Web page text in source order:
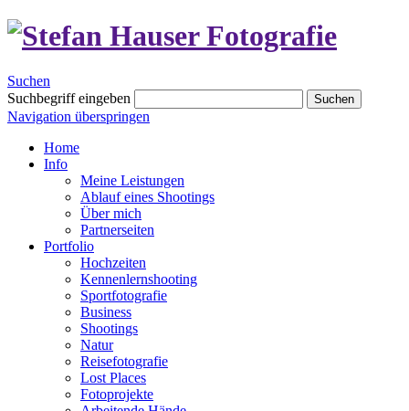
Suchen
Suchbegriff eingeben
Suchen
Navigation überspringen
Home
Info
Meine Leistungen
Ablauf eines Shootings
Über mich
Partnerseiten
Portfolio
Hochzeiten
Kennenlernshooting
Sportfotografie
Business
Shootings
Natur
Reisefotografie
Lost Places
Fotoprojekte